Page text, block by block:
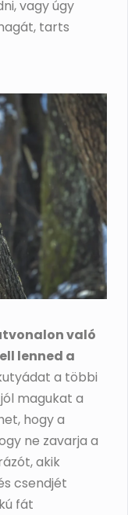
vagy úgy
tarts
való
lenned a
a többi
magukat a
hogy a
ne zavarja a
akik
csendjét
fát